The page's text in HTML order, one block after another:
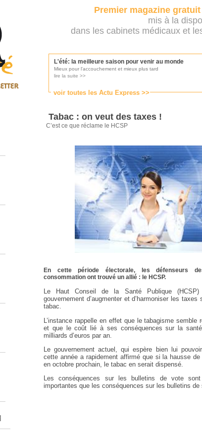
Premier magazine
mis à la
dans les cabinets médicaux et
voir toutes les Actu Express >>
L'été: la meilleure saison pour venir au monde
Mieux pour l'accouchement et mieux plus tard
lire la suite >>
Consultés par l'Ordre des médecins, pas par le ministère...
lire la suite >>
Une campagne de pub pour aimer son médecin
La pub au service des praticiens?
lire la suite >>
DMP, l'Arlésienne va devenir réalité
Déploiement prévu au 4ème trimestre 2016
lire la suite >>
Soins palliatifs: 40 millions de plus en 2016
La journée mondiale des soins palliatifs n'a pas été inutile
Tabac : on veut des taxes !
C’est ce que réclame le HCSP
En cette période électorale, les défenseurs
consommation ont trouvé un allié : le HCSP.
Le Haut Conseil de la Santé Publique (HCSP)
gouvernement d’augmenter et d’harmoniser les
tabac.
L’instance rappelle en effet que le tabagisme semble
et que le coût lié à ses conséquences sur la
milliards d’euros par an.
Le gouvernement actuel, qui espère bien lui
cette année a rapidement affirmé que si la hausse
en octobre prochain, le tabac en serait dispensé.
Les conséquences sur les bulletins de vote
importantes que les conséquences sur les bulletins de